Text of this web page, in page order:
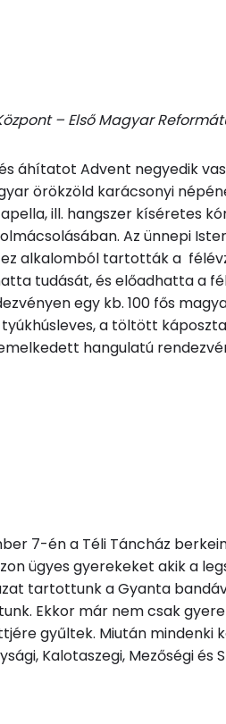
– Első Magyar
áhítatot Advent negyedik
örökzöld karácsonyi
ill. hangszer kíséretes
Az ünnepi
ez alkalomból tartották a
tudását, és előadhatta a
egy kb. 100 fős
tyúkhúsleves, a töltött
hangulatú
7-én a Téli Táncház
ügyes gyerekeket akik a
tartottunk a Gyanta
Ekkor már nem csak
gyűltek. Miután
Kalotaszegi, Mezőségi